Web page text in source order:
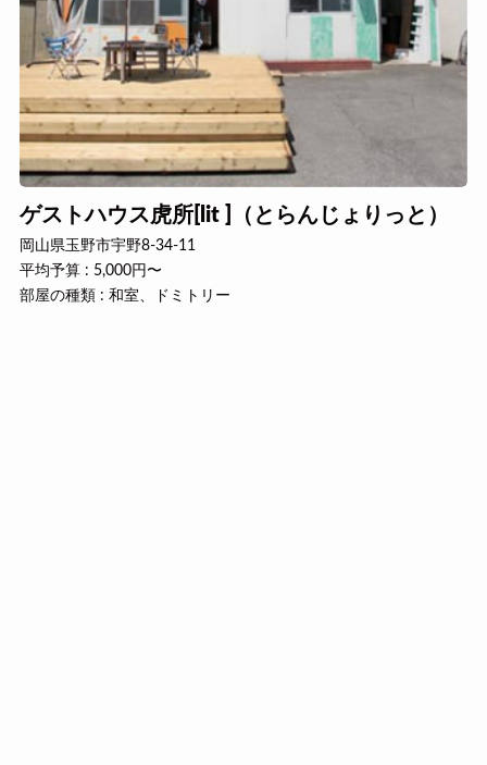
ゲストハウス虎所[lit ]（とらんじょりっと）
岡山県玉野市宇野8-34-11
平均予算 : 5,000円〜
部屋の種類 : 和室、ドミトリー